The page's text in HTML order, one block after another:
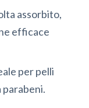
assorbito,
efficace
per pelli
parabeni.